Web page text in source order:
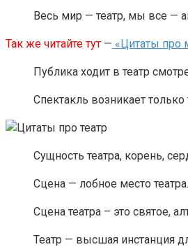
Весь мир — театр, мы все —
Так же читайте тут — «Цитаты про
Публика ходит в театр
Спектакль возникает
Сущность театра, корень,
Сцена — лобное место
Сцена театра – это святое,
Театр — высшая инстанция